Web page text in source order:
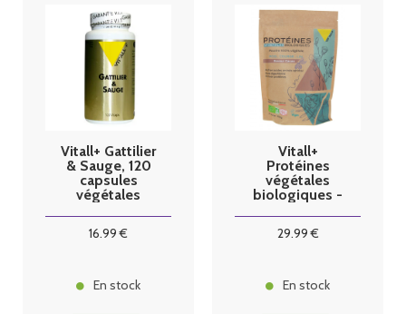
Vitall+ Gattilier
& Sauge, 120
capsules
végétales
16.99 €
En stock
Vitall+
Protéines
végétales
biologiques -
29.99€
En stock